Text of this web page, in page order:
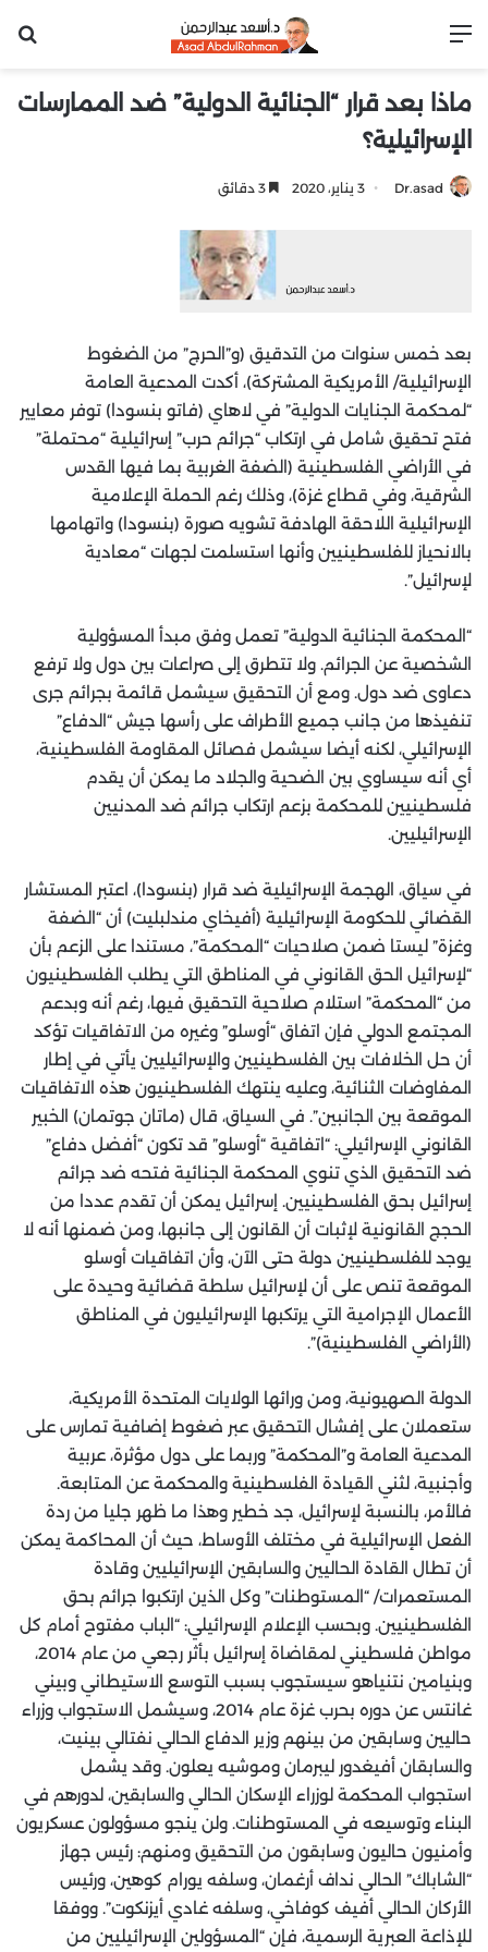
ماذا بعد قرار “الجنائية الدولية” ضد الممارسات
الإسرائيلية؟
Dr.asad 3 يناير، 2020
بعد خمس سنوات من التدقيق (و”الحرج” من الضغوط
الإسرائيلية/ الأمريكية المشتركة)، أكدت المدعية العامة
“لمحكمة الجنايات الدولية” في لاهاي (فاتو بنسودا) توفر معايير
فتح تحقيق شامل في ارتكاب “جرائم حرب” إسرائيلية “محتملة”
في الأراضي الفلسطينية (الضفة الغربية بما فيها القدس
الشرقية، وفي قطاع غزة)، وذلك رغم الحملة الإعلامية
الإسرائيلية اللاحقة الهادفة تشويه صورة (بنسودا) واتهامها
بالانحياز للفلسطينيين وأنها استسلمت لجهات “معادية
لإسرائيل”.
“المحكمة الجنائية الدولية” تعمل وفق مبدأ المسؤولية
الشخصية عن الجرائم. ولا تتطرق إلى صراعات بين دول ولا ترفع
دعاوى ضد دول. ومع أن التحقيق سيشمل قائمة بجرائم جرى
تنفيذها من جانب جميع الأطراف على رأسها جيش “الدفاع”
الإسرائيلي، لكنه أيضا سيشمل فصائل المقاومة الفلسطينية،
أي أنه سيساوي بين الضحية والجلاد ما يمكن أن يقدم
فلسطينيين للمحكمة بزعم ارتكاب جرائم ضد المدنيين
الإسرائيليين.
في سياق، الهجمة الإسرائيلية ضد قرار (بنسودا)، اعتبر المستشار
القضائي للحكومة الإسرائيلية (أفيخاي مندلبليت) أن “الضفة
وغزة” ليستا ضمن صلاحيات “المحكمة”، مستندا على الزعم بأن
“لإسرائيل الحق القانوني في المناطق التي يطلب الفلسطينيون
من “المحكمة” استلام صلاحية التحقيق فيها، رغم أنه وبدعم
المجتمع الدولي فإن اتفاق “أوسلو” وغيره من الاتفاقيات تؤكد
أن حل الخلافات بين الفلسطينيين والإسرائيليين يأتي في إطار
المفاوضات الثنائية، وعليه ينتهك الفلسطينيون هذه الاتفاقيات
الموقعة بين الجانبين”. في السياق، قال (ماتان جوتمان) الخبير
القانوني الإسرائيلي: “اتفاقية “أوسلو” قد تكون “أفضل دفاع”
ضد التحقيق الذي تنوي المحكمة الجنائية فتحه ضد جرائم
إسرائيل بحق الفلسطينيين. إسرائيل يمكن أن تقدم عددا من
الحجج القانونية لإثبات أن القانون إلى جانبها، ومن ضمنها أنه لا
يوجد للفلسطينيين دولة حتى الآن، وأن اتفاقيات أوسلو
الموقعة تنص على أن لإسرائيل سلطة قضائية وحيدة على
الأعمال الإجرامية التي يرتكبها الإسرائيليون في المناطق
(الأراضي الفلسطينية)”.
الدولة الصهيونية، ومن ورائها الولايات المتحدة الأمريكية،
ستعملان على إفشال التحقيق عبر ضغوط إضافية تمارس على
المدعية العامة و”المحكمة” وربما على دول مؤثرة، عربية
وأجنبية، لثني القيادة الفلسطينية والمحكمة عن المتابعة.
فالأمر، بالنسبة لإسرائيل، جد خطير وهذا ما ظهر جليا من ردة
الفعل الإسرائيلية في مختلف الأوساط، حيث أن المحاكمة يمكن
أن تطال القادة الحاليين والسابقين الإسرائيليين وقادة
المستعمرات/ “المستوطنات” وكل الذين ارتكبوا جرائم بحق
الفلسطينيين. وبحسب الإعلام الإسرائيلي: “الباب مفتوح أمام كل
مواطن فلسطيني لمقاضاة إسرائيل بأثر رجعي من عام 2014،
وبنيامين نتنياهو سيستجوب بسبب التوسع الاستيطاني وبيني
غانتس عن دوره بحرب غزة عام 2014، وسيشمل الاستجواب وزراء
حاليين وسابقين من بينهم وزير الدفاع الحالي نفتالي بينيت،
والسابقان أفيغدور ليبرمان وموشيه يعلون. وقد يشمل
استجواب المحكمة لوزراء الإسكان الحالي والسابقين، لدورهم في
البناء وتوسيعه في المستوطنات. ولن ينجو مسؤولون عسكريون
وأمنيون حاليون وسابقون من التحقيق ومنهم: رئيس جهاز
“الشاباك” الحالي نداف أرغمان، وسلفه يورام كوهين، ورئيس
الأركان الحالي أفيف كوفاخي، وسلفه غادي أيزنكوت”. ووفقا
للإذاعة العبرية الرسمية، فإن “المسؤولين الإسرائيليين من